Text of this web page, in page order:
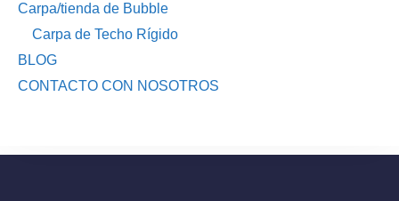
Carpa/tienda de Bubble
Carpa de Techo Rígido
BLOG
CONTACTO CON NOSOTROS